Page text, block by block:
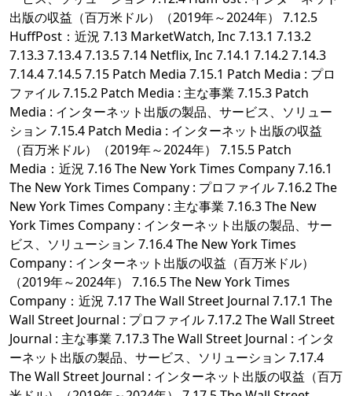
出版の収益（百万米ドル）（2019年～2024年） 7.12.5
HuffPost：近況 7.13 MarketWatch, Inc 7.13.1 7.13.2
7.13.3 7.13.4 7.13.5 7.14 Netflix, Inc 7.14.1 7.14.2 7.14.3
7.14.4 7.14.5 7.15 Patch Media 7.15.1 Patch Media : プロ
ファイル 7.15.2 Patch Media : 主な事業 7.15.3 Patch
Media : インターネット出版の製品、サービス、ソリュー
ション 7.15.4 Patch Media : インターネット出版の収益
（百万米ドル）（2019年～2024年） 7.15.5 Patch
Media：近況 7.16 The New York Times Company 7.16.1
The New York Times Company : プロファイル 7.16.2 The
New York Times Company : 主な事業 7.16.3 The New
York Times Company : インターネット出版の製品、サー
ビス、ソリューション 7.16.4 The New York Times
Company : インターネット出版の収益（百万米ドル）
（2019年～2024年） 7.16.5 The New York Times
Company：近況 7.17 The Wall Street Journal 7.17.1 The
Wall Street Journal : プロファイル 7.17.2 The Wall Street
Journal : 主な事業 7.17.3 The Wall Street Journal : インタ
ーネット出版の製品、サービス、ソリューション 7.17.4
The Wall Street Journal : インターネット出版の収益（百万